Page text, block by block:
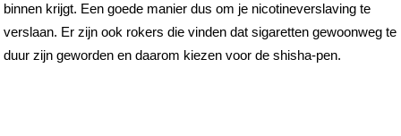
binnen krijgt. Een goede manier dus om je nicotineverslaving te
verslaan. Er zijn ook rokers die vinden dat sigaretten gewoonweg te
duur zijn geworden en daarom kiezen voor de shisha-pen.